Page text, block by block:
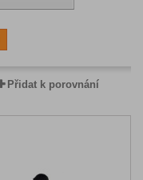
Přidat k porovnání